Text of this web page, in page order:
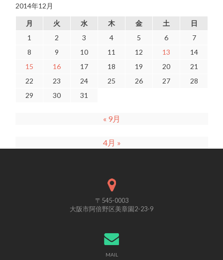
2014年12月
月 火 水 木 金 土
日
1
2 3 4 5 6
7
8
9 10 11 12 13
14
15
16 17 18 19 20
21
22
23 24 25 26 27
28
29
30 31
« 9月
4月 »
〒545-0003
大阪市阿倍野区美章園2-23-9
MAIL